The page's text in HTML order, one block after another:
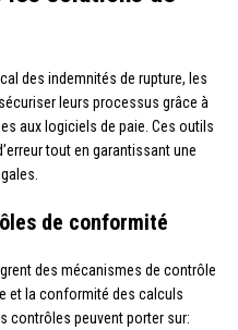
des indemnités de rupture, les
leurs processus grâce à
aux logiciels de paie. Ces outils
tout en garantissant une
de conformité
des mécanismes de contrôle
et la conformité des calculs
contrôles peuvent porter sur: